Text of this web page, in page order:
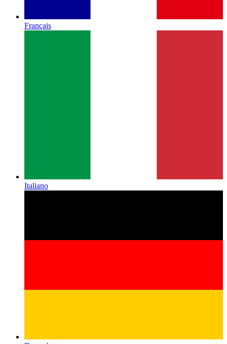
Français
Italiano